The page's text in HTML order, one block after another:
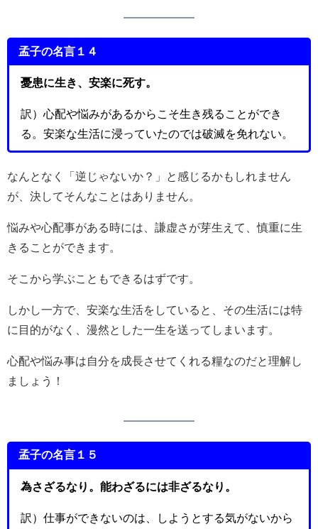
孟子の名言１４
憂患に生き、安楽に死す。
訳）心配や悩みがあるからこそ生き残ることができ
る。安楽な生活に浸っていたのでは破滅を免れない。
なんとなく「逆じゃないか？」と感じるかもしれません
が、決してそんなことはありません。
悩みや心配事がある時には、謙虚さが芽生えて、慎重に生
きることができます。
そこから学ぶこともできるはずです。
しかし一方で、安楽な生活をしていると、その生活には特
に目的がなく、漫然とした一生を送ってしまいます。
心配や悩み事は自分を成長させてくれる糧なのだと理解し
ましょう！
孟子の名言１５
為さざるなり。能わざるには非ざるなり。
訳）仕事ができないのは、しようとする気がないから